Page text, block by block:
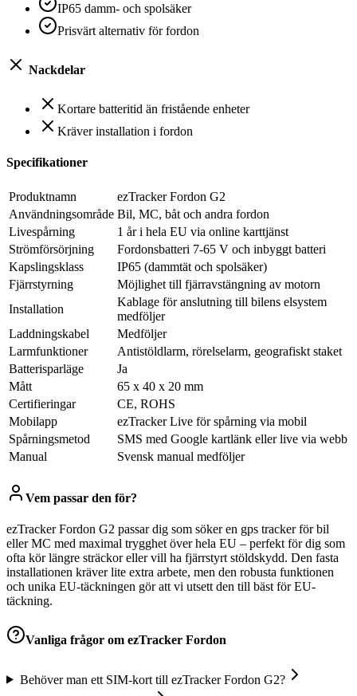
IP65 damm- och spolsäker
Prisvärt alternativ för fordon
Nackdelar
Kortare batteritid än fristående enheter
Kräver installation i fordon
Specifikationer
Produktnamn
ezTracker Fordon G2
Användningsområde Bil, MC, båt och andra fordon
Livespårning
1 år i hela EU via online karttjänst
Strömförsörjning
Fordonsbatteri 7-65 V och inbyggt batteri
Kapslingsklass
IP65 (dammtät och spolsäker)
Fjärrstyrning
Möjlighet till fjärravstängning av motorn
Installation
Kablage för anslutning till bilens elsystem
medföljer
Laddningskabel
Medföljer
Larmfunktioner
Antistöldlarm, rörelselarm, geografiskt staket
Batterisparläge
Ja
Mått
65 x 40 x 20 mm
Certifieringar
CE, ROHS
Mobilapp
ezTracker Live för spårning via mobil
Spårningsmetod
SMS med Google kartlänk eller live via webb
Manual
Svensk manual medföljer
Vem passar den för?
ezTracker Fordon G2 passar dig som söker en gps tracker för bil
eller MC med maximal trygghet över hela EU – perfekt för dig som
ofta kör längre sträckor eller vill ha fjärrstyrt stöldskydd. Den fasta
installationen kräver lite extra arbete, men den robusta funktionen
och unika EU-täckningen gör att vi utsett den till bäst för EU-
täckning.
Vanliga frågor om ezTracker Fordon
Behöver man ett SIM-kort till ezTracker Fordon G2?